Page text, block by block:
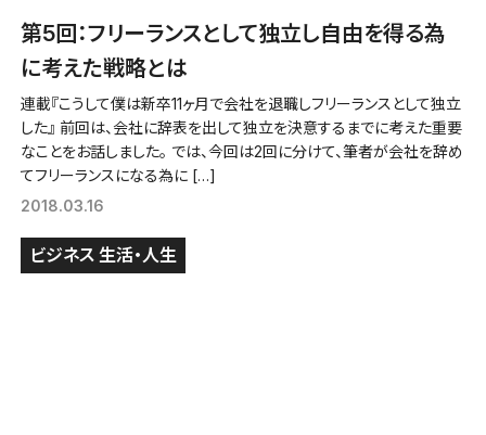
第5回：フリーランスとして独立し自由を得る為
に考えた戦略とは
連載『こうして僕は新卒11ヶ月で会社を退職しフリーランスとして独立
した』 前回は、会社に辞表を出して独立を決意するまでに考えた重要
なことをお話しました。 では、今回は2回に分けて、筆者が会社を辞め
てフリーランスになる為に […]
2018.03.16
ビジネス 生活・人生